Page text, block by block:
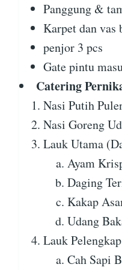
Panggung &
Karpet dan vas
penjor 3 pcs
Gate pintu
Catering
Nasi Putih
Nasi Goreng
Lauk Utama
Ayam
Daging
Kakap
Udang
Lauk
Cah Sapi